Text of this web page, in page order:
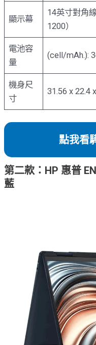
顯示幕
14英寸對角
1200）
電池容
量
(cell/mAh.):
機身尺
寸
31.56 x 22.4
點我看
第二款：HP 惠普
藍